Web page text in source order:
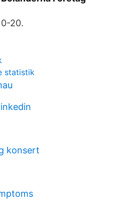
20.
statistik
konsert